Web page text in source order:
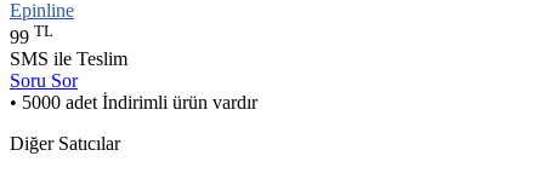
Epinline
99 TL
SMS ile Teslim
Soru Sor
• 5000 adet İndirimli ürün vardır
Diğer Satıcılar